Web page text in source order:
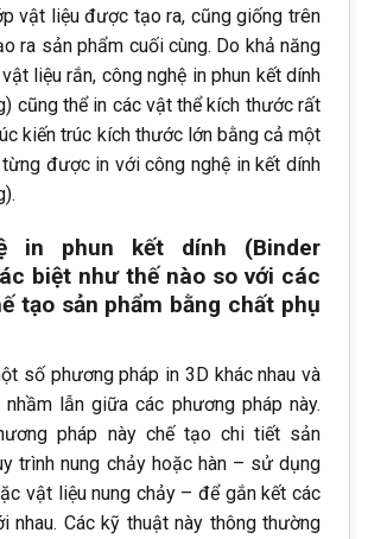
vật liệu được tạo ra, cũng giống trên
ra sản phẩm cuối cùng. Do khả năng
liệu rắn, công nghệ in phun kết dính
cũng thể in các vật thể kích thước rất
kiến trúc kích thước lớn bằng cả một
được in với công nghệ in kết dính
in phun kết dính (Binder
biệt như thế nào so với các
tạo sản phẩm bằng chất phụ
số phương pháp in 3D khác nhau và
lẫn giữa các phương pháp này.
pháp này chế tạo chi tiết sản
trình nung chảy hoặc hàn – sử dụng
vật liệu nung chảy – để gắn kết các
nhau. Các kỹ thuật này thông thường